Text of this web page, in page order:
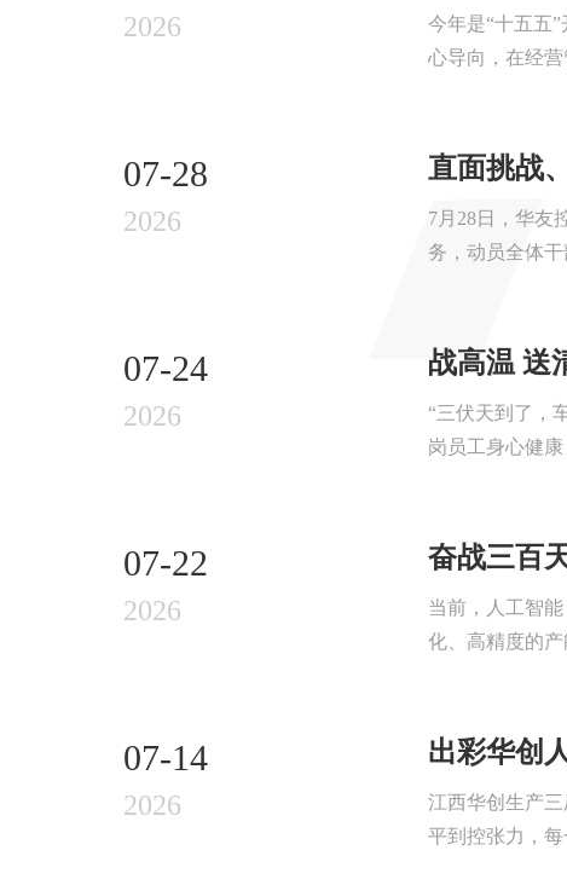
2026
今年是“十五五
心导向，在经营
07-28
2026
直面挑战
7月28日，华友
务，动员全体
07-24
2026
战高温
“三伏天到了，
岗员工身心健
07-22
2026
奋战三百
当前，人工智
化、高精度的产
07-14
2026
出彩华创
江西华创生产
平到控张力，每